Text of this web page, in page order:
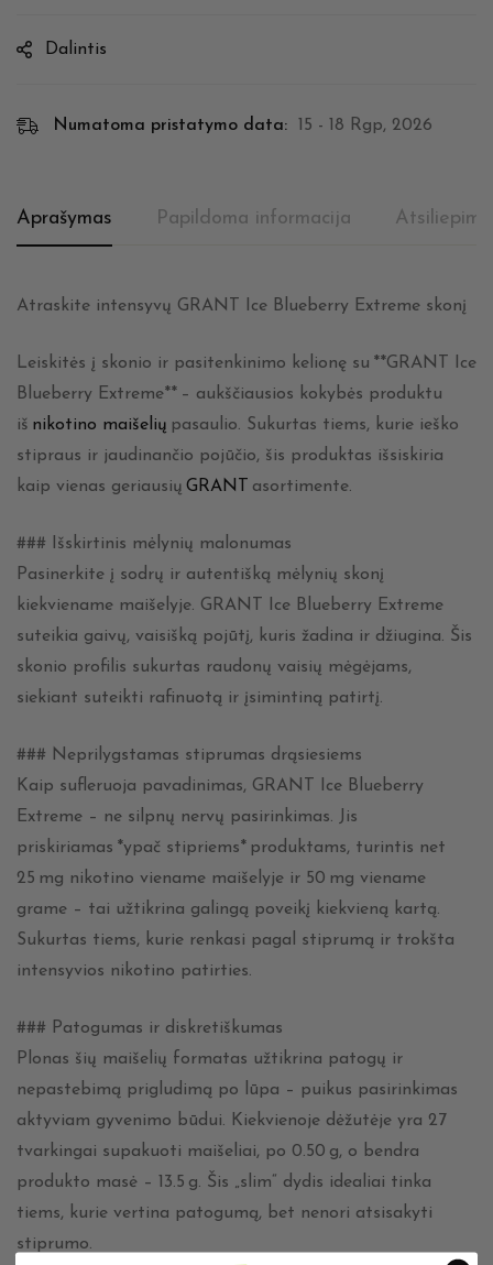
Dalintis
Numatoma pristatymo data: 15 - 18 Rgp, 2026
Aprašymas Papildoma informacija
Atraskite intensyvų GRANT Ice Blueberry Extreme skonį
Leiskitės į skonio ir pasitenkinimo kelionę su **GRANT Ice
Blueberry Extreme** – aukščiausios kokybės produktu
iš nikotino maišelių pasaulio. Sukurtas tiems, kurie ieško
stipraus ir jaudinančio pojūčio, šis produktas išsiskiria
kaip vienas geriausių GRANT asortimente.
### Išskirtinis mėlynių malonumas
Pasinerkite į sodrų ir autentišką mėlynių skonį
kiekviename maišelyje. GRANT Ice Blueberry Extreme
suteikia gaivų, vaisišką pojūtį, kuris žadina ir džiugina. Šis
skonio profilis sukurtas raudonų vaisių mėgėjams,
siekiant suteikti rafinuotą ir įsimintiną patirtį.
### Neprilygstamas stiprumas drąsiesiems
Kaip sufleruoja pavadinimas, GRANT Ice Blueberry
Extreme – ne silpnų nervų pasirinkimas. Jis
priskiriamas *ypač stipriems* produktams, turintis net
25 mg nikotino viename maišelyje ir 50 mg viename
grame – tai užtikrina galingą poveikį kiekvieną kartą.
Sukurtas tiems, kurie renkasi pagal stiprumą ir trokšta
intensyvios nikotino patirties.
### Patogumas ir diskretiškumas
Plonas šių maišelių formatas užtikrina patogų ir
nepastebimą prigludimą po lūpa – puikus pasirinkimas
aktyviam gyvenimo būdui. Kiekvienoje dėžutėje yra 27
tvarkingai supakuoti maišeliai, po 0.50 g, o bendra
produkto masė – 13.5 g. Šis „slim“ dydis idealiai tinka
tiems, kurie vertina patogumą, bet nenori atsisakyti
stiprumo.